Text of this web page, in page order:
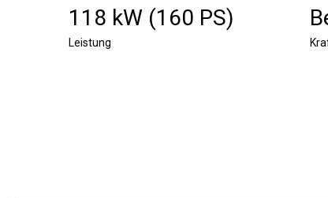
118 kW (160 PS)
Leistung